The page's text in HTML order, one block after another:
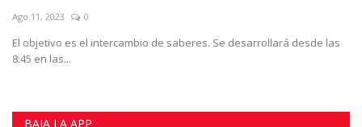
Ago 11, 2023 0
El objetivo es el intercambio de saberes. Se desarrollará desde las
8:45 en las...
BAJA LA APP